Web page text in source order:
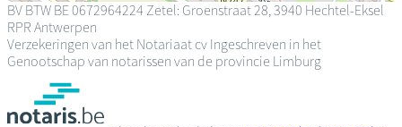
BV BTW BE 0672964224 Zetel: Groenstraat 28, 3940 Hechtel-Eksel
RPR Antwerpen
Verzekeringen van het Notariaat cv Ingeschreven in het
Genootschap van notarissen van de provincie Limburg